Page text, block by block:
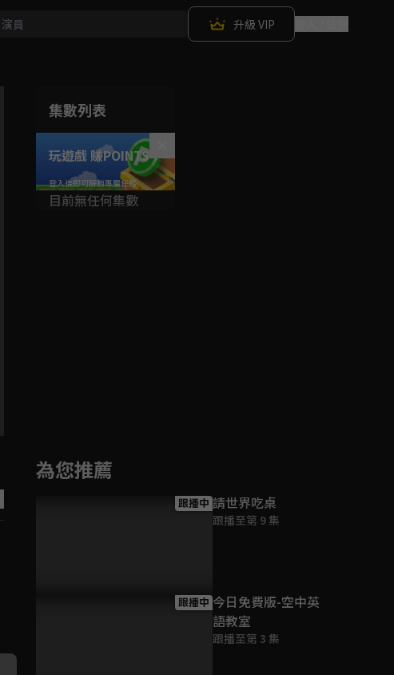
升級 VIP
集數列表
玩遊戲 賺POINTS！
目前無任何集數
為您推薦
跟播中 請世界吃桌
跟播至第 9 集
跟播中 今日免費版-空中英
語教室
跟播至第 3 集